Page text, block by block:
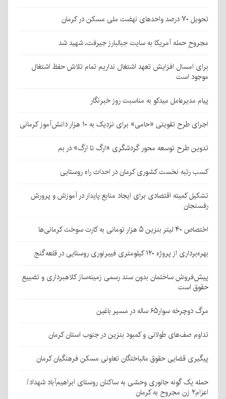
تحویل ۷۰ درصد واحدهای نهضت ملی مسکن در کرمان
مجروحِ حمله آمریکا به سایت جبالبارز جیرفت، شهید شد
برای امسال افزایش تعهد اشتغال نداریم تمام تلاش حفظ اشتغال
موجود است
پیام مدیرعامل میدکو به مناسبت روز خبرنگار
اجرای طرح تقویتی «حامی» برای نزدیک به ۱۰ هزار دانش‌آموز کرمانی
تدوین طرح توسعه محور گردشگری «ارگ تا ارگ» در بم
کسب رتبه نخست کشوری کرمان در احداث راه روستایی
تشکیل کمیته اقتصادی برای ایجاد منابع پایدار در آموزش و پرورش
رفسنجان
اختصاص ۴۰ لیتر بنزین ۵ هزار تومانی به کارت سوخت کرمانی‌ها
بهره‌برداری از پروژه ۱۲۰ کیلومتری فیبرنوری روستایی در قلعه‌گنج
پیش‌فروش ساختمان بدون سند رسمی زمینه‌ساز کلاهبرداری و تضییع
حقوق است
مرگ دوچرخه سوار۶۵ ساله در مسیر باغین
تداوم صف‌های طولانی و کمبود بنزین در جنوب استان کرمان
پیگیری قضایی حقوق مالباختگان تعاونی مسکن فرهنگیان کرمان
حمله یک گونه جانوری وحشی به ساکنان روستای ابراهیم‌آباد شهداد/
اعزام۲ زن مجروح به کرمان